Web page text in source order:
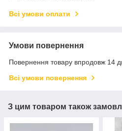
Всі умови оплати
Умови повернення
Повернення товару впродовж 14
Всі умови повернення
З цим товаром також